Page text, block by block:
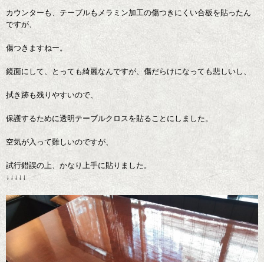
カウンターも、テーブルもメラミン加工の傷つきにくい合板を貼ったん
ですが、
傷つきますねー。
鏡面にして、とっても綺麗なんですが、傷だらけになっても悲しいし、
拭き跡も残りやすいので、
保護するために透明テーブルクロスを貼ることにしました。
空気が入って難しいのですが、
試行錯誤の上、かなり上手に貼りました。
↓↓↓↓↓